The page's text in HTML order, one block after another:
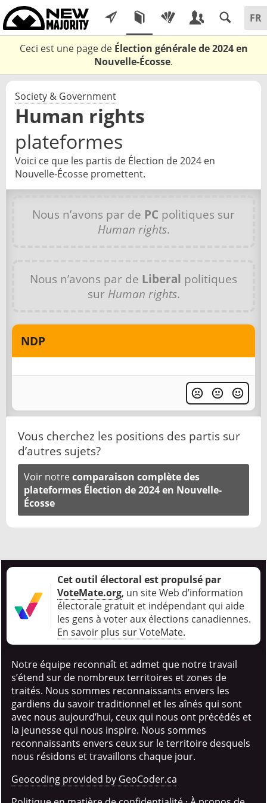
Ceci est une page de Élection générale de 2024 en
Nouvelle-Écosse.
Society & Government
Human rights
plateformes
Voici ce que les partis de Élection de 2024 en
Nouvelle-Écosse promettent.
Nous n’avons par de PC politiques sur
Human rights.
Nous n’avons par de Liberal politiques
sur Human rights.
NDP
Vous cherchez les positions des partis sur
d’autres sujets?
Voir notre comparaison complète des
plateformes Élection de 2024 en Nouvelle-
Écosse
Cet outil électoral est propulsé par
VoteMate.org, un site Web d’information
électorale gratuit et indépendant qui aide
les gens à voter aux élections canadiennes.
En savoir plus sur VoteMate.
Notre équipe reconnaît et admet que notre travail
s’étend sur de nombreux territoires et zones de
traités. Nous sommes reconnaissants envers les
gardiens du savoir traditionnel et les aînés qui sont
avec nous aujourd’hui, ceux qui nous ont précédés et
la jeunesse qui nous inspire. Nous sommes
reconnaissants envers ceux sur le territoire desquels
nous résidons et travaillons chaque jour.
Geocoding provided by GeoCoder.ca